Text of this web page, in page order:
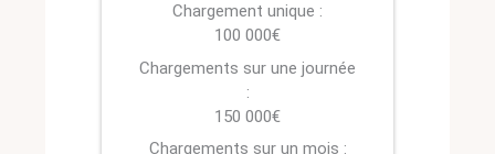
Chargement unique :
100 000€
Chargements sur une journée
:
150 000€
Chargements sur un mois :